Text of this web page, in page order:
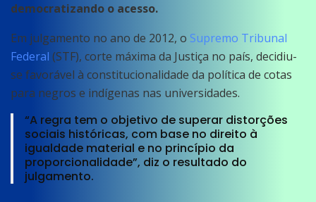
democratizando o acesso.
Em julgamento no ano de 2012, o Supremo Tribunal
Federal (STF), corte máxima da Justiça no país, decidiu-
se favorável à constitucionalidade da política de cotas
para negros e indígenas nas universidades.
“A regra tem o objetivo de superar distorções
sociais históricas, com base no direito à
igualdade material e no princípio da
proporcionalidade”, diz o resultado do
julgamento.